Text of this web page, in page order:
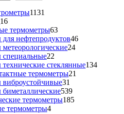
1131
1616
товаров
термометры6363
товара
нефтепродуктов4646
2424
22
товара
стеклянные134134
термометры21
31
товар
539539
товаров
термометры185185
термометры44